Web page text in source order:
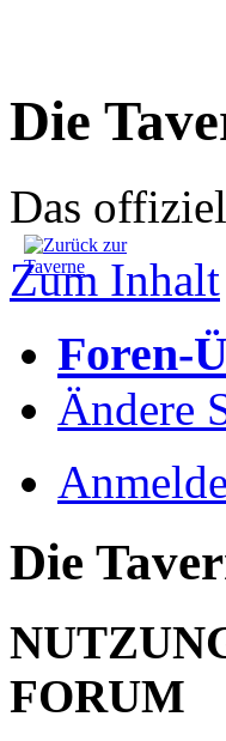
Die
Das
Zum Inhalt
Foren-
Ändere
Die
FORUM